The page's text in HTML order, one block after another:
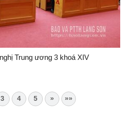
Trung ương 3 khoá XIV
3 4 5 » »»